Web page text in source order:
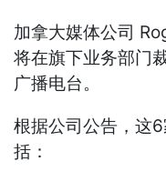
加拿大媒体公司
将在旗下业务部门
广播电台。
根据公司公告，这
括：